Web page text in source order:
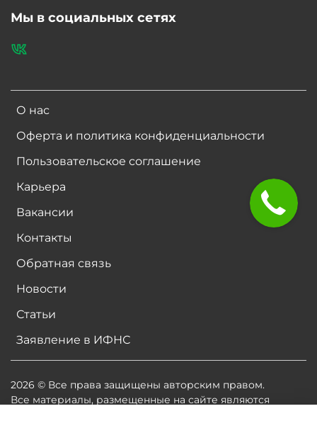
О нас
Оферта и политика конфиденциальности
Пользовательское соглашение
Карьера
Вакансии
Контакты
Обратная связь
Новости
Статьи
Заявление в ИФНС
Мы в социальных сетях
2026 © Все права защищены авторским правом.
Все материалы, размещенные на сайте являются